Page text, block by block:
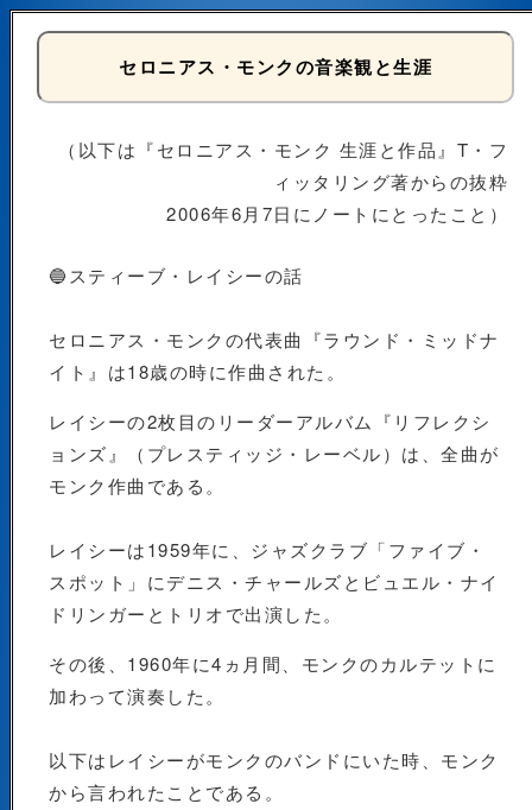
セロニアス・モンクの音楽観と生涯
（以下は『セロニアス・モンク 生涯と作品』T・フ
ィッタリング著からの抜粋
2006年6月7日にノートにとったこと）
🔵スティーブ・レイシーの話
セロニアス・モンクの代表曲『ラウンド・ミッドナ
イト』は18歳の時に作曲された。
レイシーの2枚目のリーダーアルバム『リフレクシ
ョンズ』（プレスティッジ・レーベル）は、全曲が
モンク作曲である。
レイシーは1959年に、ジャズクラブ「ファイブ・
スポット」にデニス・チャールズとビュエル・ナイ
ドリンガーとトリオで出演した。
その後、1960年に4ヵ月間、モンクのカルテットに
加わって演奏した。
以下はレイシーがモンクのバンドにいた時、モンク
から言われたことである。